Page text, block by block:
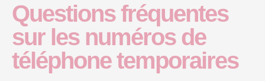
Questions fréquentes
sur les numéros de
téléphone temporaires